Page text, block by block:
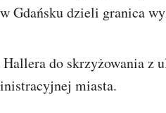
Gdańsku dzieli granica
do skrzyżowania z
miasta.